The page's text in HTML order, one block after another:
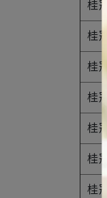
桂
桂
桂
桂
桂
桂
桂